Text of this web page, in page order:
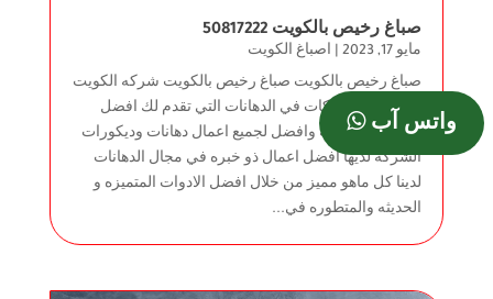
صباغ رخيص بالكويت 50817222
مايو 17, 2023 | اصباغ الكويت
صباغ رخيص بالكويت صباغ رخيص بالكويت شركه الكويت
من اوائل الشركات في الدهانات التي تقدم لك افضل
الدهانات العالميه وافضل لجميع اعمال دهانات وديكورات
الشركه لديها افضل اعمال ذو خبره في مجال الدهانات
لدينا كل ماهو مميز من خلال افضل الادوات المتميزه و
الحديثه والمتطوره في...
واتس آب